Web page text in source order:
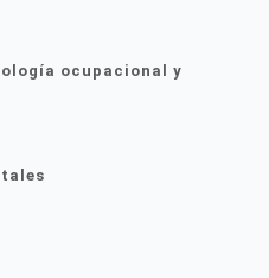
ocupacional y